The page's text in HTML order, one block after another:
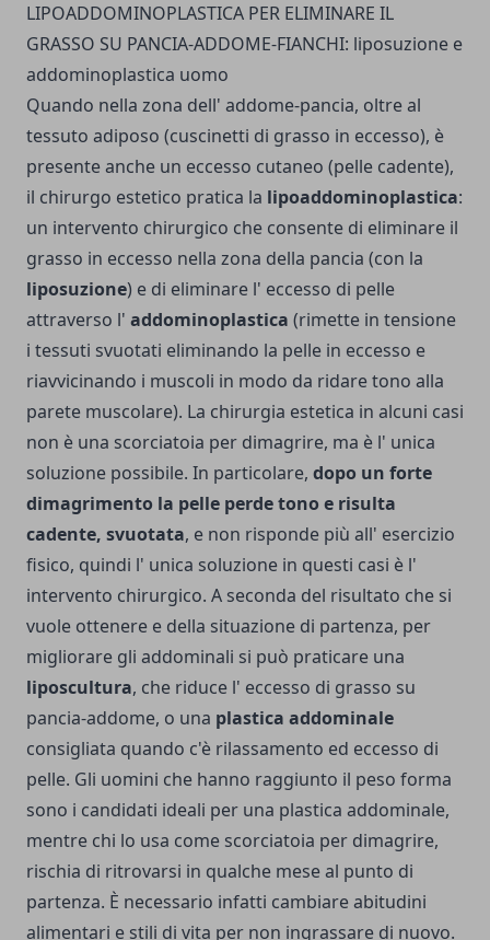
LIPOADDOMINOPLASTICA PER ELIMINARE IL
GRASSO SU PANCIA-ADDOME-FIANCHI: liposuzione e
addominoplastica uomo
Quando nella zona dell' addome-pancia, oltre al
tessuto adiposo (cuscinetti di grasso in eccesso), è
presente anche un eccesso cutaneo (pelle cadente),
il chirurgo estetico pratica la lipoaddominoplastica:
un intervento chirurgico che consente di eliminare il
grasso in eccesso nella zona della pancia (con la
liposuzione) e di eliminare l' eccesso di pelle
attraverso l' addominoplastica (rimette in tensione
i tessuti svuotati eliminando la pelle in eccesso e
riavvicinando i muscoli in modo da ridare tono alla
parete muscolare). La chirurgia estetica in alcuni casi
non è una scorciatoia per dimagrire, ma è l' unica
soluzione possibile. In particolare, dopo un forte
dimagrimento la pelle perde tono e risulta
cadente, svuotata, e non risponde più all' esercizio
fisico, quindi l' unica soluzione in questi casi è l'
intervento chirurgico. A seconda del risultato che si
vuole ottenere e della situazione di partenza, per
migliorare gli addominali si può praticare una
liposcultura, che riduce l' eccesso di grasso su
pancia-addome, o una plastica addominale
consigliata quando c'è rilassamento ed eccesso di
pelle. Gli uomini che hanno raggiunto il peso forma
sono i candidati ideali per una plastica addominale,
mentre chi lo usa come scorciatoia per dimagrire,
rischia di ritrovarsi in qualche mese al punto di
partenza. È necessario infatti cambiare abitudini
alimentari e stili di vita per non ingrassare di nuovo.